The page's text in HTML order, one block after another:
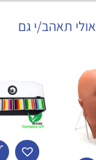
אולי תאהב/י גם